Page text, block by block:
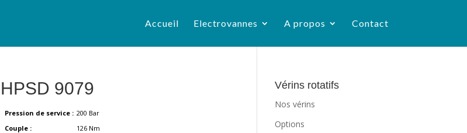
Accueil Electrovannes A propos Contact
HPSD 9079
Pression de service : 200 Bar
Couple :
126 Nm
Vérins rotatifs
Nos vérins
Options